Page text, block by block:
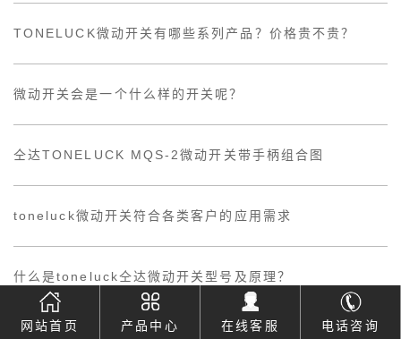
TONELUCK微动开关有哪些系列产品？价格贵不贵？
微动开关会是一个什么样的开关呢？
仝达TONELUCK MQS-2微动开关带手柄组合图
toneluck微动开关符合各类客户的应用需求
什么是toneluck仝达微动开关型号及原理？
网站首页 产品中心 在线客服 电话咨询